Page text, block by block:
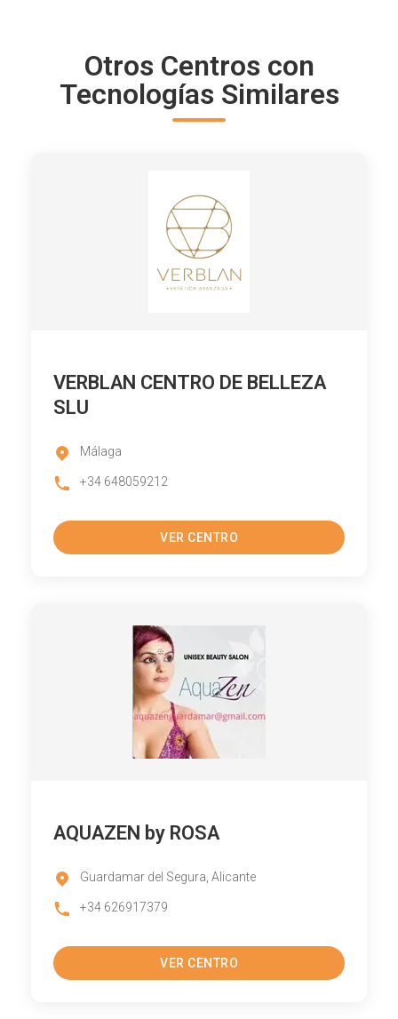
Otros Centros con
Tecnologías Similares
VERBLAN CENTRO DE BELLEZA
SLU
Málaga
+34 648059212
VER CENTRO
AQUAZEN by ROSA
Guardamar del Segura, Alicante
+34 626917379
VER CENTRO